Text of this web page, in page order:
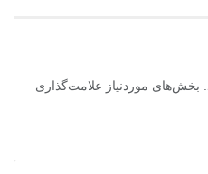
بخش‌های موردنیاز علامت‌گذاری